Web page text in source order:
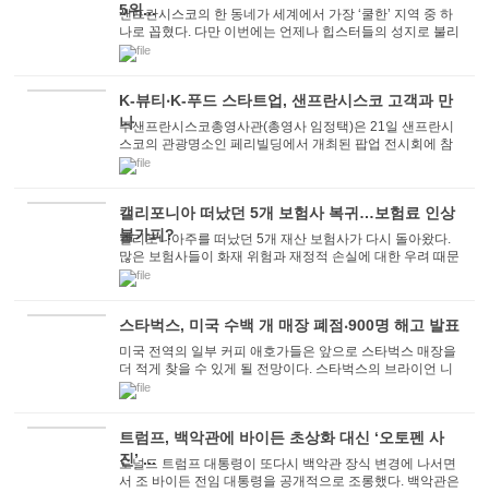
5위...
샌프란시스코의 한 동네가 세계에서 가장 ‘쿨한’ 지역 중 하
나로 꼽혔다. 다만 이번에는 언제나 힙스터들의 성지로 불리
는 미션 디스트릭트(Mission ...
K-뷰티‧K-푸드 스타트업, 샌프란시스코 고객과 만
나
주샌프란시스코총영사관(총영사 임정택)은 21일 샌프란시
스코의 관광명소인 페리빌딩에서 개최된 팝업 전시회에 참
가한 K-뷰티 및 K-푸드 스타트업을 지원했다. <...
캘리포니아 떠났던 5개 보험사 복귀…보험료 인상
불가피?
캘리포니아주를 떠났던 5개 재산 보험사가 다시 돌아왔다.
많은 보험사들이 화재 위험과 재정적 손실에 대한 우려 때문
에 기존 보험 계약을 취소하고 주를 떠난 ...
스타벅스, 미국 수백 개 매장 폐점⸳900명 해고 발표
미국 전역의 일부 커피 애호가들은 앞으로 스타벅스 매장을
더 적게 찾을 수 있게 될 전망이다. 스타벅스의 브라이언 니
콜 CEO는 25일 10억 달러 규모의 구조조정...
트럼프, 백악관에 바이든 초상화 대신 ‘오토펜 사
진’ ...
도널드 트럼프 대통령이 또다시 백악관 장식 변경에 나서면
서 조 바이든 전임 대통령을 공개적으로 조롱했다. 백악관은